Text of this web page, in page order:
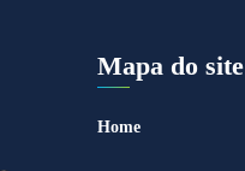
Mapa do site
Home